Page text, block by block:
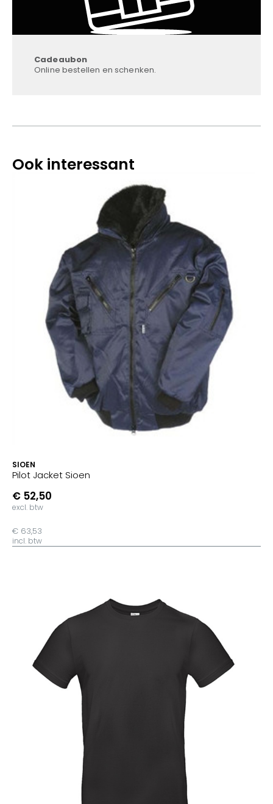
Cadeaubon
Online bestellen en schenken.
Ook interessant
SIOEN
Pilot Jacket Sioen
€ 52,50
excl. btw
€ 63,53
incl. btw